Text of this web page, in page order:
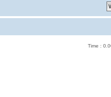
Time :